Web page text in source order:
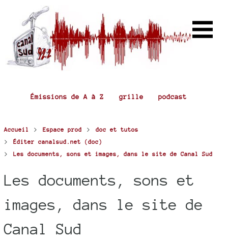
Émissions de A à Z grille podcast
Accueil > Espace prod > doc et tutos
> Éditer canalsud.net (doc)
> Les documents, sons et images, dans le site de Canal Sud
Les documents, sons et
images, dans le site de
Canal Sud